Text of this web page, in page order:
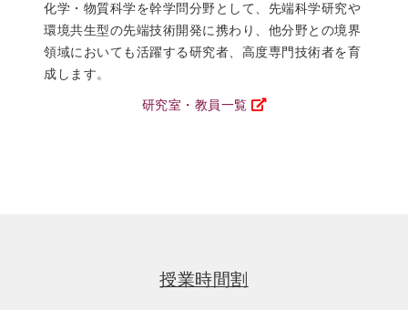
化学・物質科学を幹学問分野として、先端科学研究や
環境共生型の先端技術開発に携わり、他分野との境界
領域においても活躍する研究者、高度専門技術者を育
成します。
研究室・教員一覧
授業時間割